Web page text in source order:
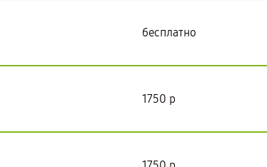
бесплатно
1750 р